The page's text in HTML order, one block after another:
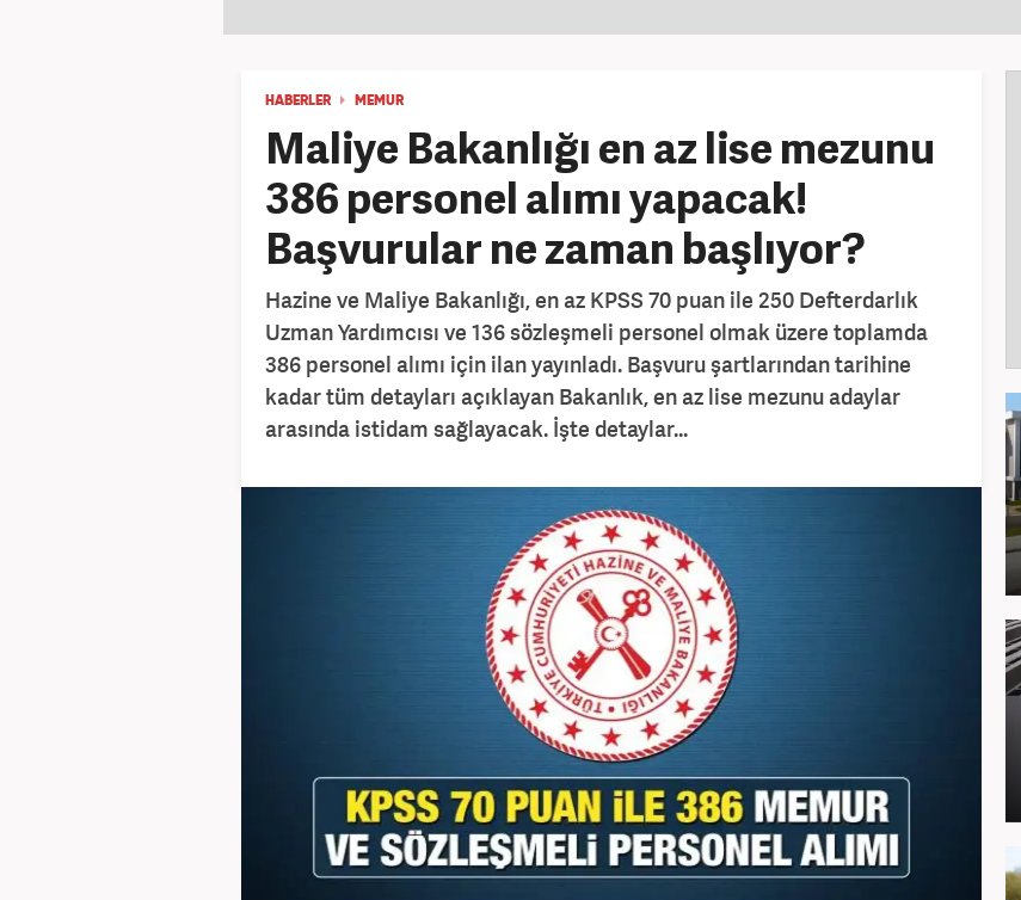
HABERLER MEMUR
Maliye Bakanlığı en az lise mezunu
386 personel alımı yapacak!
Başvurular ne zaman başlıyor?
Hazine ve Maliye Bakanlığı, en az KPSS 70 puan ile 250 Defterdarlık
Uzman Yardımcısı ve 136 sözleşmeli personel olmak üzere toplamda
386 personel alımı için ilan yayınladı. Başvuru şartlarından tarihine
kadar tüm detayları açıklayan Bakanlık, en az lise mezunu adaylar
arasında istidam sağlayacak. İşte detaylar...